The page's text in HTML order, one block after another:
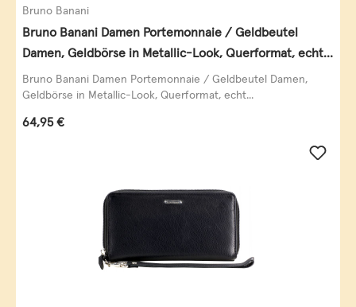
Bruno Banani
Bruno Banani Damen Portemonnaie / Geldbeutel
Damen, Geldbörse in Metallic-Look, Querformat, echt
Leder, schwarz-gold
Bruno Banani Damen Portemonnaie / Geldbeutel Damen,
Geldbörse in Metallic-Look, Querformat, echt...
Regulärer Preis:
64,95 €